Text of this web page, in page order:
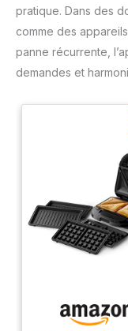
pratique. Dans des
comme des
panne récurrente,
demandes et